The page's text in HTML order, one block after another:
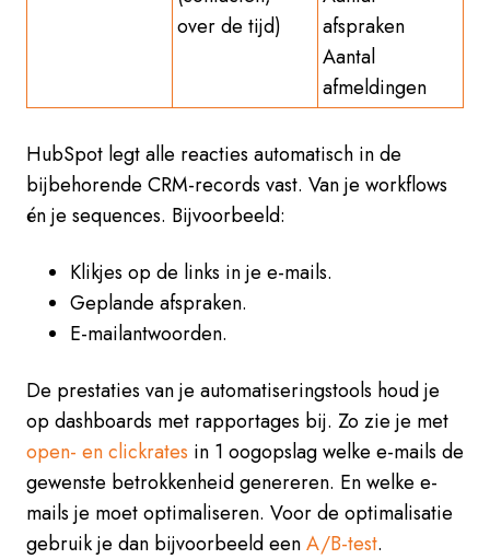
over de tijd)
afspraken
Aantal
afmeldingen
HubSpot legt alle reacties automatisch in de
bijbehorende CRM-records vast. Van je workflows
én je sequences. Bijvoorbeeld:
Klikjes op de links in je e-mails.
Geplande afspraken.
E-mailantwoorden.
De prestaties van je automatiseringstools houd je
op dashboards met rapportages bij. Zo zie je met
open- en clickrates in 1 oogopslag welke e-mails de
gewenste betrokkenheid genereren. En welke e-
mails je moet optimaliseren. Voor de optimalisatie
gebruik je dan bijvoorbeeld eenA/B-test.